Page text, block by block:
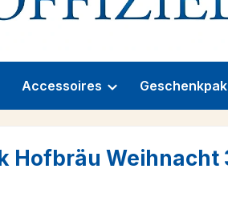
Accessoires
Hofbräu Weihnacht